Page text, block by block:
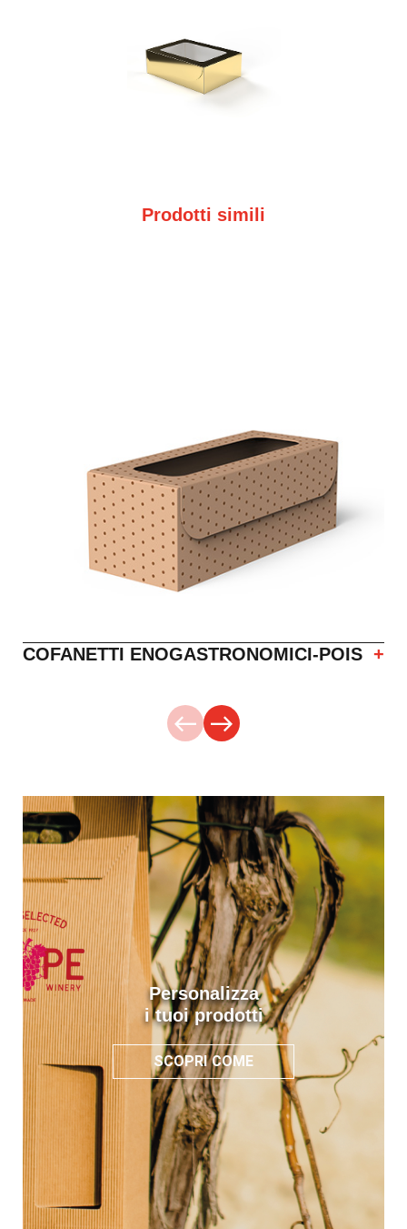
Prodotti simili
COFANETTI ENOGASTRONOMICI-POIS +
west east
Personalizza
i tuoi prodotti
SCOPRI COME